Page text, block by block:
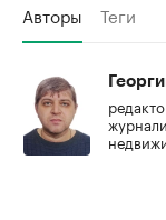
Авторы Теги